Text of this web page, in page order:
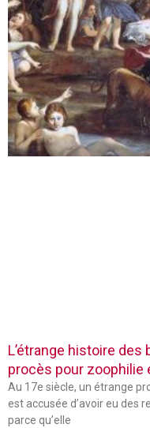
L’étrange histoire des
procès pour zoophilie
Au 17e siècle, un étrange
est accusée d’avoir eu des
parce qu’elle